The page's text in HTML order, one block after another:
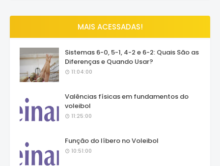
MAIS ACESSADAS!
Sistemas 6-0, 5-1, 4-2 e 6-2: Quais São as
Diferenças e Quando Usar?
11:04:00
Valências físicas em fundamentos do
voleibol
11:25:00
Função do líbero no Voleibol
10:51:00